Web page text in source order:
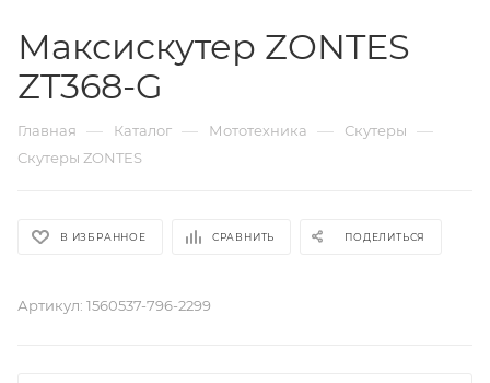
Максискутер ZONTES
ZT368-G
Главная — Каталог — Мототехника — Скутеры —
Скутеры ZONTES
В ИЗБРАННОЕ СРАВНИТЬ ПОДЕЛИТЬСЯ
Артикул: 1560537-796-2299